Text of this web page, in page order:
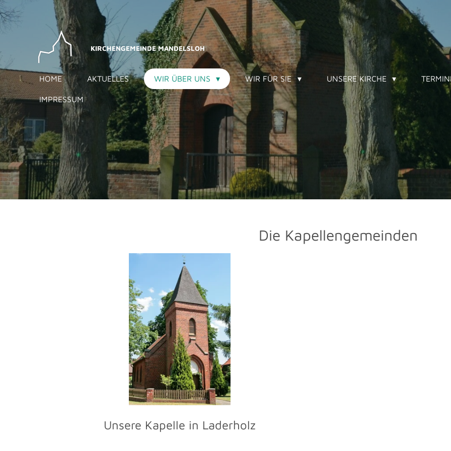
Zum
Hauptinhalt
KIRCHENGEMEINDE MANDELSLOH
HOME AKTUELLES WIR ÜBER UNS WIR FÜR SIE UNSERE KIRCHE
IMPRESSUM
Die Kapellengemeinden
Unsere Kapelle in Laderholz